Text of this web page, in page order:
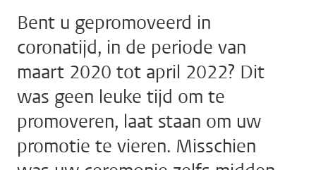
Bent u gepromoveerd in
coronatijd, in de periode van
maart 2020 tot april 2022? Dit
was geen leuke tijd om te
promoveren, laat staan om uw
promotie te vieren. Misschien